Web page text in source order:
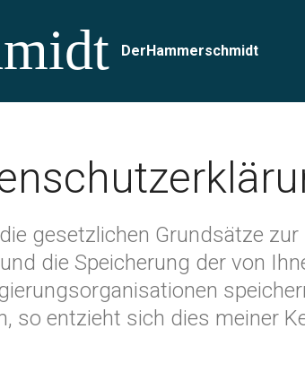
DerHammerschmidt
Peter Hammerschmidt /
gesetzlichen Grundsätze
die Speicherung der von
so entzieht sich dies meiner